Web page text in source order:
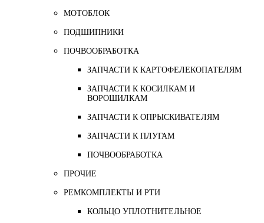
МОТОБЛОК
ПОДШИПНИКИ
ПОЧВООБРАБОТКА
ЗАПЧАСТИ К КАРТОФЕЛЕКОПАТЕЛЯМ
ЗАПЧАСТИ К КОСИЛКАМ И
ВОРОШИЛКАМ
ЗАПЧАСТИ К ОПРЫСКИВАТЕЛЯМ
ЗАПЧАСТИ К ПЛУГАМ
ПОЧВООБРАБОТКА
ПРОЧИЕ
РЕМКОМПЛЕКТЫ И РТИ
КОЛЬЦО УПЛОТНИТЕЛЬНОЕ